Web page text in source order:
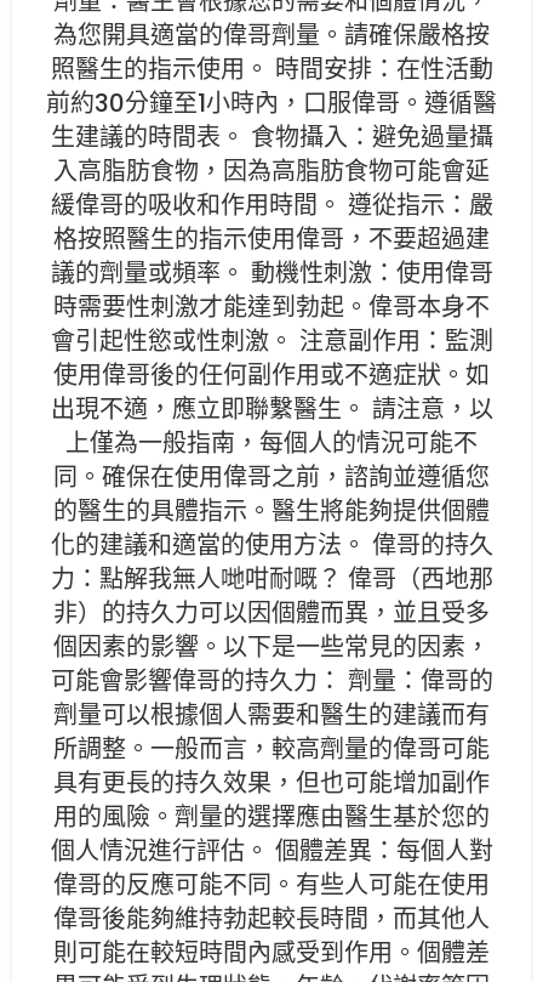
為您開具適當的偉哥劑量。請確保嚴格按
照醫生的指示使用。 時間安排：在性活動
前約30分鐘至1小時內，口服偉哥。遵循醫
生建議的時間表。 食物攝入：避免過量攝
入高脂肪食物，因為高脂肪食物可能會延
緩偉哥的吸收和作用時間。 遵從指示：嚴
格按照醫生的指示使用偉哥，不要超過建
議的劑量或頻率。 動機性刺激：使用偉哥
時需要性刺激才能達到勃起。偉哥本身不
會引起性慾或性刺激。 注意副作用：監測
使用偉哥後的任何副作用或不適症狀。如
出現不適，應立即聯繫醫生。 請注意，以
上僅為一般指南，每個人的情況可能不
同。確保在使用偉哥之前，諮詢並遵循您
的醫生的具體指示。醫生將能夠提供個體
化的建議和適當的使用方法。 偉哥的持久
力：點解我無人哋咁耐嘅？ 偉哥（西地那
非）的持久力可以因個體而異，並且受多
個因素的影響。以下是一些常見的因素，
可能會影響偉哥的持久力： 劑量：偉哥的
劑量可以根據個人需要和醫生的建議而有
所調整。一般而言，較高劑量的偉哥可能
具有更長的持久效果，但也可能增加副作
用的風險。劑量的選擇應由醫生基於您的
個人情況進行評估。 個體差異：每個人對
偉哥的反應可能不同。有些人可能在使用
偉哥後能夠維持勃起較長時間，而其他人
則可能在較短時間內感受到作用。個體差